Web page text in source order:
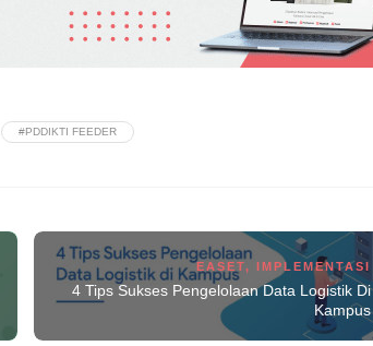
#PDDIKTI FEEDER
EASET,IMPLEMENTASI
4 Tips Sukses Pengelolaan Data Logistik Di
Kampus